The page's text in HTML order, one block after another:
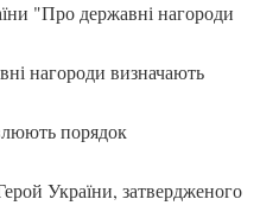
"Про державні нагороди
нагороди визначають
порядок
України, затвердженого